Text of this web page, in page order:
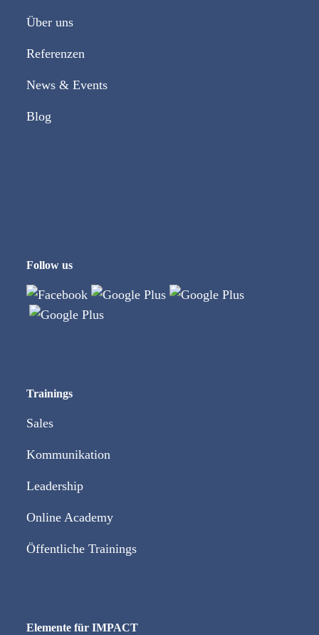
Über uns
Referenzen
News & Events
Blog
Follow us
Trainings
Sales
Kommunikation
Leadership
Online Academy
Öffentliche Trainings
Elemente für IMPACT